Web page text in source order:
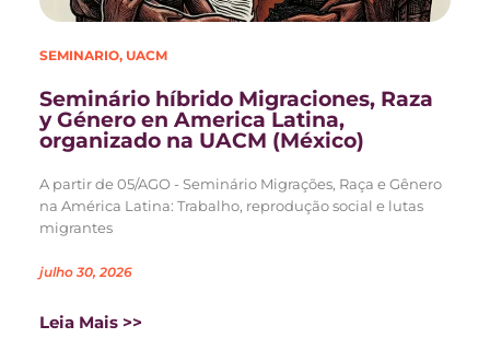
SEMINARIO, UACM
Seminário híbrido Migraciones, Raza
y Género en America Latina,
organizado na UACM (México)
A partir de 05/AGO - Seminário Migrações, Raça e Gênero
na América Latina: Trabalho, reprodução social e lutas
migrantes
julho 30, 2026
Leia Mais >>